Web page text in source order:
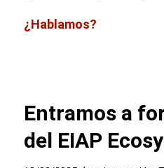
¿Hablamos?
Entramos a
del EIAP